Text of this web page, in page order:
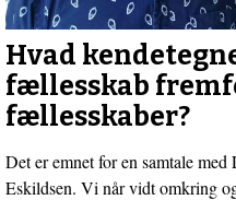
religiøse
fællesskaber
Hvad
fællesskab
fællesskaber?
Det er emnet for en samtale
Eskildsen. Vi når vidt omkring